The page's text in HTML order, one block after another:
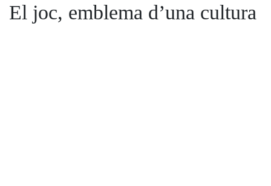
El joc, emblema d’una cultura